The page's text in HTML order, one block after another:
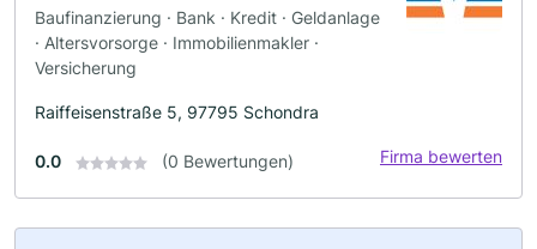
Baufinanzierung · Bank · Kredit · Geldanlage
· Altersvorsorge · Immobilienmakler ·
Versicherung
Raiffeisenstraße 5, 97795 Schondra
0.0 (0 Bewertungen) Firma bewerten